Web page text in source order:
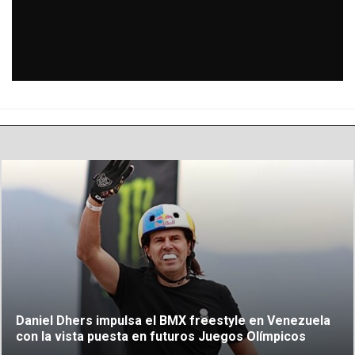
Daniel Dhers impulsa el BMX freestyle en Venezuela
con la vista puesta en futuros Juegos Olímpicos